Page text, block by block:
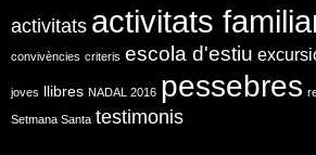
activitats activitats
convivències criteris escola d'estiu
joves llibres NADAL 2016 pessebres
Setmana Santa testimonis